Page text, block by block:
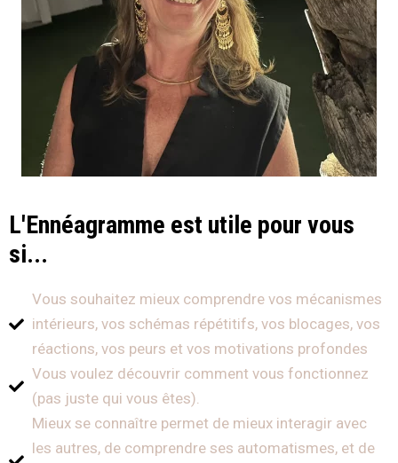
L'Ennéagramme est utile pour vous
si...
Vous souhaitez mieux comprendre vos mécanismes
intérieurs, vos schémas répétitifs, vos blocages, vos
réactions, vos peurs et vos motivations profondes
Vous voulez découvrir comment vous fonctionnez
(pas juste qui vous êtes).
Mieux se connaître permet de mieux interagir avec
les autres, de comprendre ses automatismes, et de